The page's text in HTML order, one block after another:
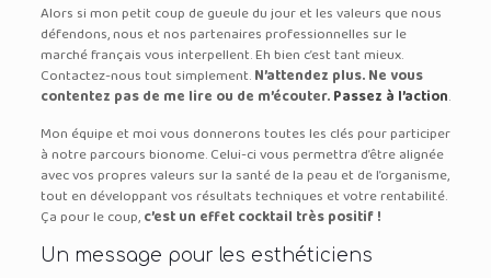
Alors si mon petit coup de gueule du jour et les valeurs que nous
défendons, nous et nos partenaires professionnelles sur le
marché français vous interpellent. Eh bien c’est tant mieux.
Contactez-nous tout simplement.N’attendez plus. Ne vous
contentez pas de me lire ou de m’écouter.Passez à l’action.
Mon équipe et moi vous donnerons toutes les clés pour participer
à notre parcours bionome. Celui-ci vous permettra d’être alignée
avec vos propres valeurs sur la santé de la peau et de l’organisme,
tout en développant vos résultats techniques et votre rentabilité.
Ça pour le coup,c’est un effet cocktail très positif !
Un message pour les esthéticiens